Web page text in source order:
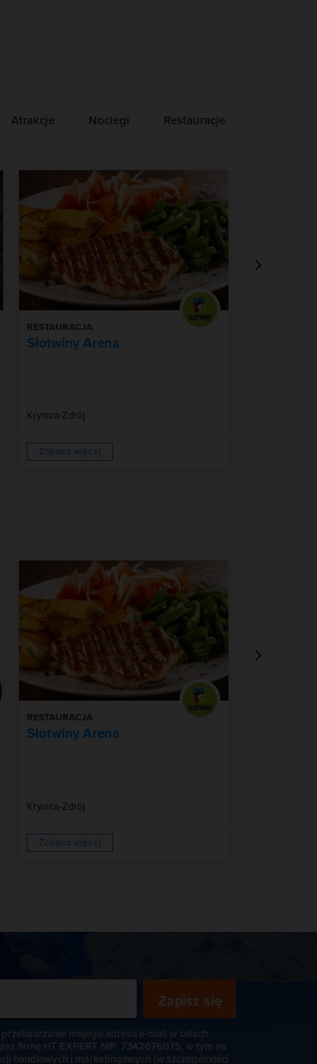
Atrakcje Noclegi Restauracje
RESTAURACJA
Słotwiny Arena
Krynica-Zdrój
Zobacz więcej
RESTAURACJA
Słotwiny Arena
Krynica-Zdrój
Zobacz więcej
Zapisz się
mojego adresu e-mail w celach
firmę HT EXPERT NIP: 7342676075, w tym na
handlowych i marketingowych (w szczególności